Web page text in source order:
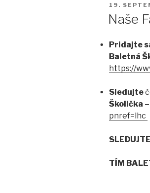
19.
Naše
Pridajte
Baletná
https://
Sledujte
Školička
pnref=lhc
TÍM